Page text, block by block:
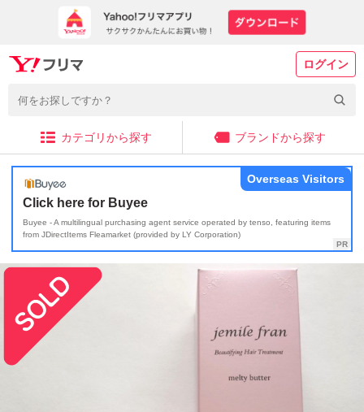
ログイン
カテゴリから探す ブランドから探す
Click here for Buyee
Buyee - A multilingual purchasing agent service operated by tenso, featuring items
from JDirectItems Fleamarket (provided by LY Corporation)
Overseas Visitors